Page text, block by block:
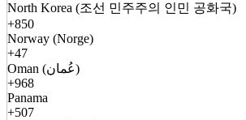
North Korea (조선 민주주의 인민 공화국)
+850
Norway (Norge)
+47
Oman (عُمان)
+968
Panama
+507